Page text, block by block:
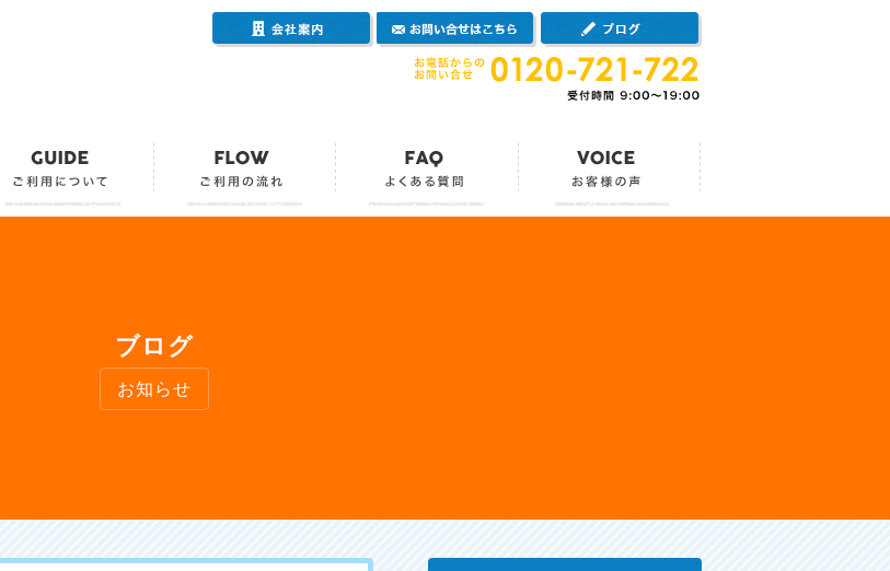
会社案内 お問い合せはこちら
ス内容 ご利用について ご利用の流れ よくある質問
ブログ
お知らせ